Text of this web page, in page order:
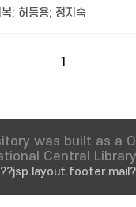
; 허등용; 정지숙
1
was built as a
Central